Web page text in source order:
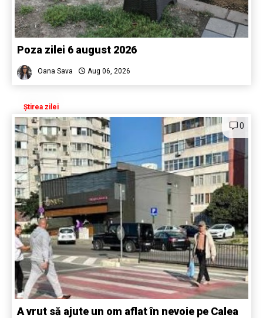
Poza zilei 6 august 2026
Oana Sava Aug 06, 2026
Știrea zilei
0
A vrut să ajute un om aflat în nevoie pe Calea